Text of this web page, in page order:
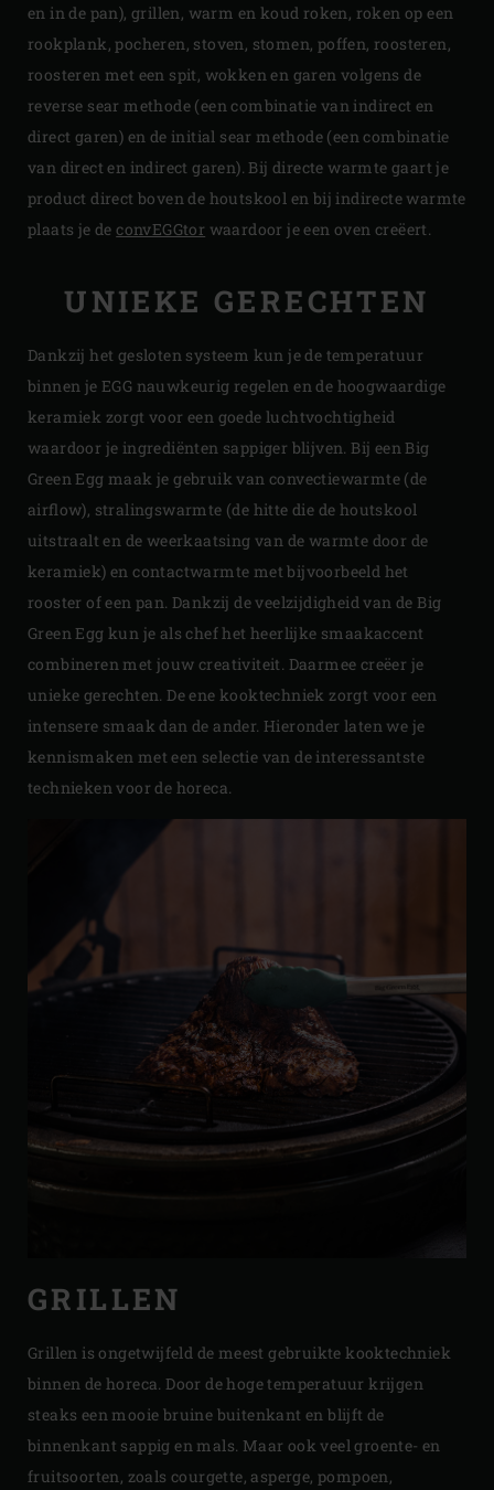
en in de pan), grillen, warm en koud roken, roken op een
rookplank, pocheren, stoven, stomen, poffen, roosteren,
roosteren met een spit, wokken en garen volgens de
reverse sear methode (een combinatie van indirect en
direct garen) en de initial sear methode (een combinatie
van direct en indirect garen). Bij directe warmte gaart je
product direct boven de houtskool en bij indirecte warmte
plaats je deconvEGGtor waardoor je een oven creëert.
UNIEKE GERECHTEN
Dankzij het gesloten systeem kun je de temperatuur
binnen je EGG nauwkeurig regelen en de hoogwaardige
keramiek zorgt voor een goede luchtvochtigheid
waardoor je ingrediënten sappiger blijven. Bij een Big
Green Egg maak je gebruik van convectiewarmte (de
airflow), stralingswarmte (de hitte die de houtskool
uitstraalt en de weerkaatsing van de warmte door de
keramiek) en contactwarmte met bijvoorbeeld het
rooster of een pan. Dankzij de veelzijdigheid van de Big
Green Egg kun je als chef het heerlijke smaakaccent
combineren met jouw creativiteit. Daarmee creëer je
unieke gerechten. De ene kooktechniek zorgt voor een
intensere smaak dan de ander. Hieronder laten we je
kennismaken met een selectie van de interessantste
technieken voor de horeca.
GRILLEN
Grillen is ongetwijfeld de meest gebruikte kooktechniek
binnen de horeca. Door de hoge temperatuur krijgen
steaks een mooie bruine buitenkant en blijft de
binnenkant sappig en mals. Maar ook veel groente- en
fruitsoorten, zoals courgette, asperge, pompoen,